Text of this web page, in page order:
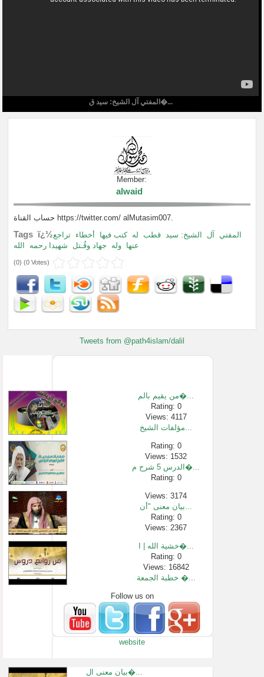
المفتي آل الشيخ: سيد ق�...
Member:
alwaid
حساب القناة https://twitter.com/ alMutasim007.
Tags ï¿½ المفتي آل الشيخ: سيد قطب له كتب فيها أخطاء
تراجع
عنها
وله جهاد وقُـتل شهيدا رحمه الله
(0) (0 Votes)
Tweets from @path4islam/dalil
من يقيم بالم�...
Rating: 0
Views: 4117
مؤلفات الشيخ...
Rating: 0
Views: 1532
الدرس 5 شرح م�...
Rating: 0
Views: 3174
بيان معنى "أن...
Rating: 0
Views: 2367
خشية الله | ا�...
Rating: 0
Views: 16842
خطبة الجمعة �...
Rating: 0
Views: 1336
أفضل الطرق ل�...
Rating: 0
Follow us on
website
بيان معنى ال�...